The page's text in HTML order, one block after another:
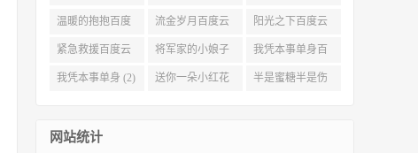
度云资源 (3) (3) (3)
温暖的抱抱百度
云 (3)
流金岁月百度云
完整网盘 (3)
阳光之下百度云
(3)
紧急救援百度云
资源 (2)
将军家的小娘子
百度云 (2)
我凭本事单身百
度云资源 (2)
我凭本事单身 (2) 送你一朵小红花 半是蜜糖半是伤
网站统计